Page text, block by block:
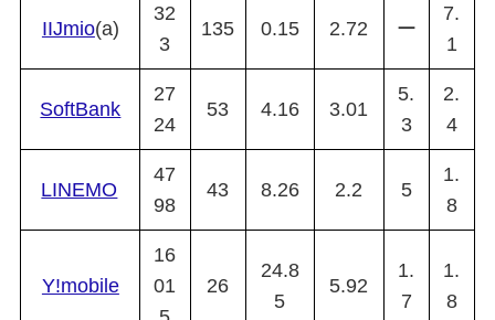
IIJmio(a)
32
3
135 0.15 2.72 ー
7.
1
SoftBank
27
24
53 4.16 3.01
5.
3
2.
4
LINEMO
47
98
43 8.26 2.2 5
1.
8
Y!mobile
16
01
26
24.8
5
5.92
1.
7
1.
8